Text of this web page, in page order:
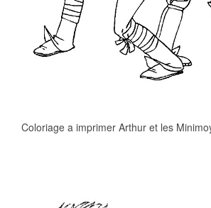
Coloriage a imprimer Arthur et les